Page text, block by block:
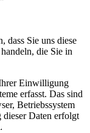
dass Sie uns diese
die Sie in
Einwilligung
erfasst. Das sind
Betriebssystem
dieser Daten erfolgt